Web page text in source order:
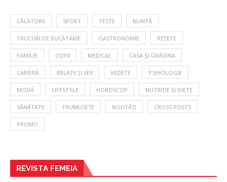
CĂLĂTORII SPORT TESTE NUNTĂ
TRUCURI DE BUCĂTĂRIE GASTRONOMIE REȚETE
FAMILIE COPII MEDICAL CASA ȘI GRĂDINA
CARIERĂ RELAȚII ȘI SEX VEDETE PSIHOLOGIE
MODĂ LIFESTYLE HOROSCOP NUTRIȚIE ȘI DIETE
SĂNĂTATE FRUMUSEȚE NOUTĂȚI CROSS POSTS
PROMO
REVISTA FEMEIA